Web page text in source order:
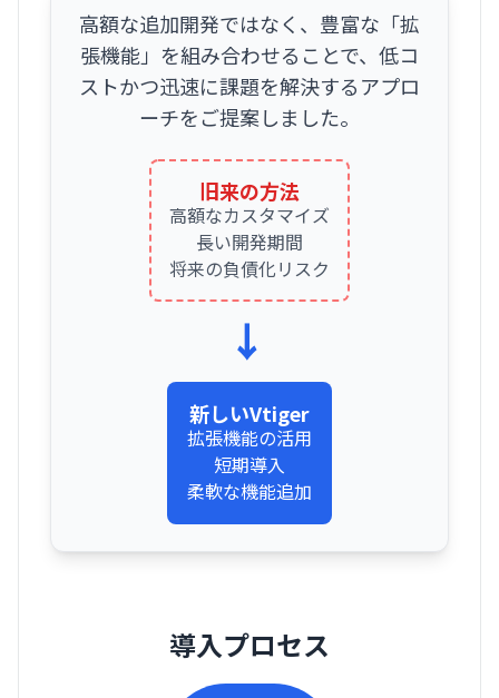
高額な追加開発ではなく、豊富な「拡
張機能」を組み合わせることで、低コ
ストかつ迅速に課題を解決するアプロ
ーチをご提案しました。
旧来の方法
高額なカスタマイズ
長い開発期間
将来の負債化リスク
→
新しいVtiger
拡張機能の活用
短期導入
柔軟な機能追加
導入プロセス